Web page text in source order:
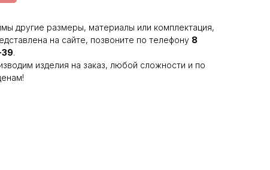
другие размеры, материалы или комплектация,
на сайте, позвоните по телефону 8
.
изделия на заказ, любой сложности и по